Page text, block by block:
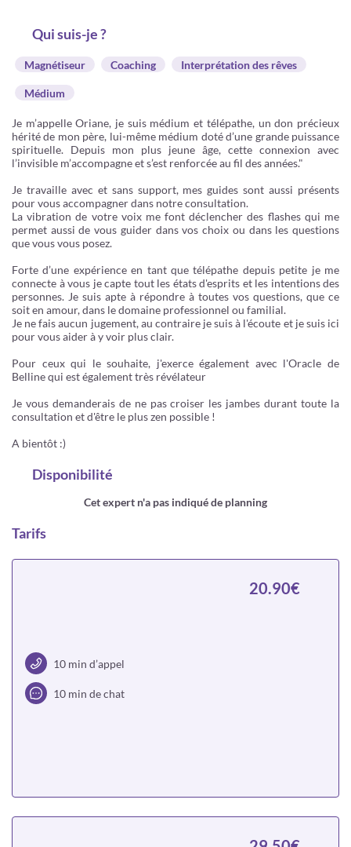
Qui suis-je ?
Magnétiseur Coaching Interprétation des rêves
Médium
Je m’appelle Oriane, je suis médium et télépathe, un don précieux
hérité de mon père, lui-même médium doté d’une grande puissance
spirituelle. Depuis mon plus jeune âge, cette connexion avec
l’invisible m’accompagne et s’est renforcée au fil des années."
Je travaille avec et sans support, mes guides sont aussi présents
pour vous accompagner dans notre consultation.
La vibration de votre voix me font déclencher des flashes qui me
permet aussi de vous guider dans vos choix ou dans les questions
que vous vous posez.
Forte d’une expérience en tant que télépathe depuis petite je me
connecte à vous je capte tout les états d'esprits et les intentions des
personnes. Je suis apte à répondre à toutes vos questions, que ce
soit en amour, dans le domaine professionnel ou familial.
Je ne fais aucun jugement, au contraire je suis à l'écoute et je suis ici
pour vous aider à y voir plus clair.
Pour ceux qui le souhaite, j'exerce également avec l'Oracle de
Belline qui est également très révélateur
Je vous demanderais de ne pas croiser les jambes durant toute la
consultation et d'être le plus zen possible !
A bientôt :)
Disponibilité
Cet expert n'a pas indiqué de planning
Tarifs
10 min d’appel
10 min de chat
20.90€